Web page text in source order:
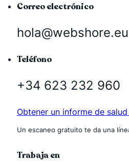
Correo electrónico
hola@webshore.eu
Teléfono
+34 623 232 960
Obtener un informe de
Un escaneo gratuito te da una
Trabaja en